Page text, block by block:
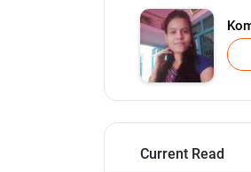
Current Read